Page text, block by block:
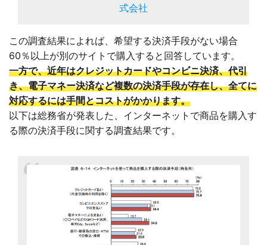
式会社
この調査結果によれば、希望する決済手段がない場合
60％以上が別のサイトで購入すると回答しています。
一方で、近年はクレジットカードやコンビニ決済、代引
き、電子マネー決済など複数の決済手段が存在し、全てに
対応するには手間とコストがかかります。
以下は総務省が発表した、インターネットで商品を購入す
る際の決済手段に関する調査結果です。